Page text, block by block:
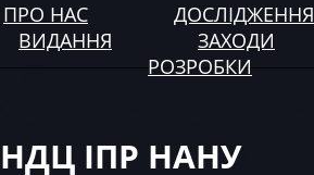
ПРО НАС ДОСЛІДЖЕННЯ
ВИДАННЯ
ЗАХОДИ
РОЗРОБКИ
НДЦ ІПР НАНУ